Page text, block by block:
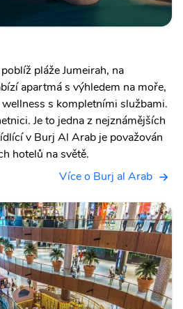
pláže Jumeirah, na
apartmá s výhledem na moře,
s kompletními službami.
Je to jedna z nejznámějších
v Burj Al Arab je považován
hotelů na světě.
Více o Burj al Arab